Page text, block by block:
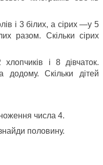
і 3 білих, а сірих —у 5
разом. Скільки сірих
і 8 дівчаток.
додому. Скільки дітей
числа 4.
половину.